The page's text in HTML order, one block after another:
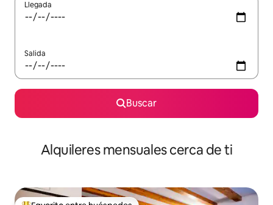
Llegada
Salida
Buscar
Alquileres mensuales cerca de ti